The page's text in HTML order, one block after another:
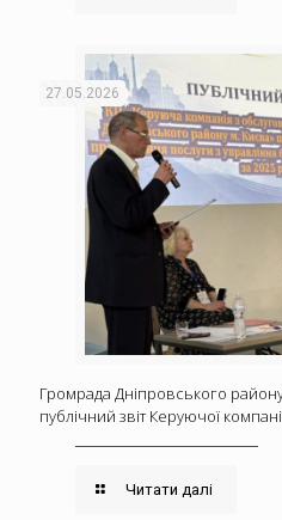
27.05.2026
Громрада Дніпровського
публічний звіт Керуючої
Читати далі